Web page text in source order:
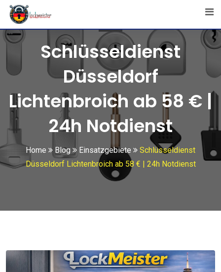
Skip
content
Schlüsseldienst
Düsseldorf
Lichtenbroich ab 58 € |
24h Notdienst
Home Blog Einsatzgebiete
Schlüsseldienst
Düsseldorf Lichtenbroich ab 58 € | 24h Notdienst